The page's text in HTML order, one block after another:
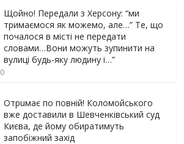
Щойно! Передали з Херсону: “ми
тримаємося як можемо, але…” Те, що
почалося в місті не передати
словами…Вони можуть зупинити на
вулиці будь-яку людину і…”
0
Отрuмає по повній! Коломойського
вже доставили в Шевченківський суд
Києва, де йому обиратимуть
запобіжний захід